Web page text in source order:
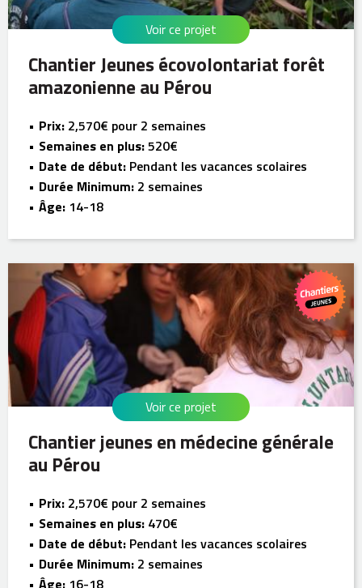
Chantier Jeunes écovolontariat forêt
amazonienne au Pérou
Voir ce projet
Prix: 2,570€ pour 2 semaines
Semaines en plus:520€
Date de début: Pendant les vacances scolaires
Durée Minimum: 2 semaines
Âge: 14-18
Chantier jeunes en médecine générale
au Pérou
Voir ce projet
Prix: 2,570€ pour 2 semaines
Semaines en plus: 470€
Date de début: Pendant les vacances scolaires
Durée Minimum: 2 semaines
Âge: 16-18